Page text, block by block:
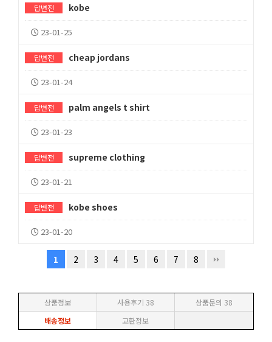
답변전 kobe
23-01-25
답변전 cheap jordans
23-01-24
답변전 palm angels t shirt
23-01-23
답변전 supreme clothing
23-01-21
답변전 kobe shoes
23-01-20
1 2 3 4 5 6 7 8
상품정보 사용후기 38 상품문의 38
배송정보
교환정보